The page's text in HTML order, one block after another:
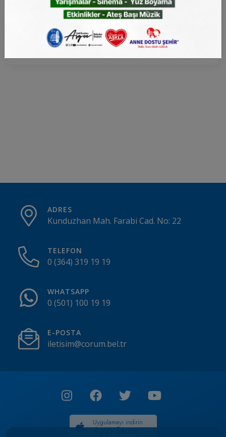
İhale dosyasını görüntüleyemiyorsanız indirmek
tıklayın
ADRES
Kunduzhan Mah. Farabi Cad. No: 22
TELEFON
0 (364) 319 19 19
WHATSAPP
0 (501) 100 19 19
E-POSTA
iletisim@corum.bel.tr
Uygulamayı indirin
App Store